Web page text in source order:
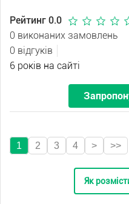
Рейтинг 0.0
0 виконаних замовлень
0 відгуків
6 років на сайті
1 2 3 4 > >>
Як